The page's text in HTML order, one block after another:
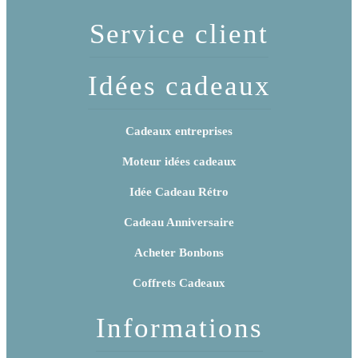
Service client
Idées cadeaux
Cadeaux entreprises
Moteur idées cadeaux
Idée Cadeau Rétro
Cadeau Anniversaire
Acheter Bonbons
Coffrets Cadeaux
Informations